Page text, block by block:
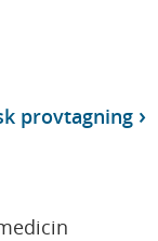
provtagning